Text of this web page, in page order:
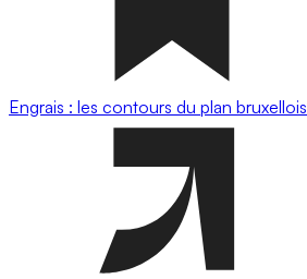
Engrais : les contours du plan bruxellois